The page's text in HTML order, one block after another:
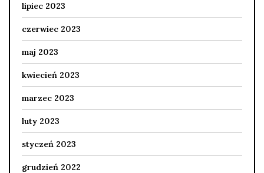
lipiec 2023
czerwiec 2023
maj 2023
kwiecień 2023
marzec 2023
luty 2023
styczeń 2023
grudzień 2022